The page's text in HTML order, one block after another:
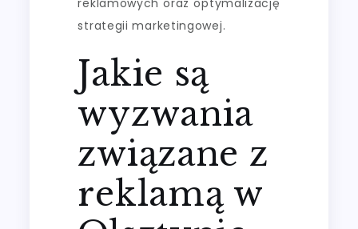
strategii marketingowej.
Jakie są
wyzwania
związane z
reklamą w